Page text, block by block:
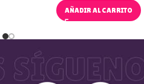
AÑADIR AL CARRITO